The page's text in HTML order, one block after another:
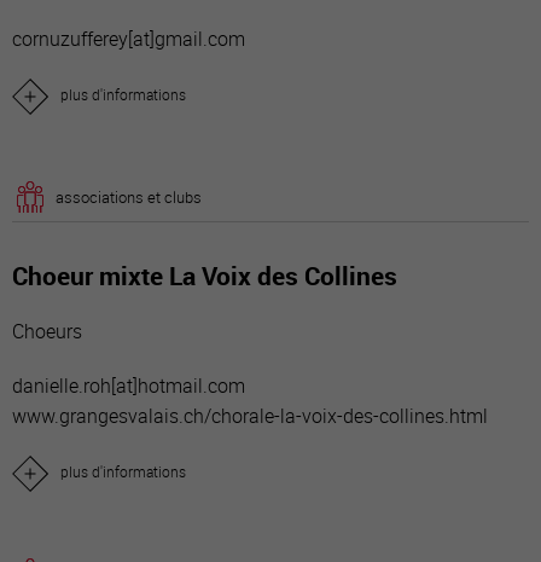
cornuzufferey[at]gmail.com
plus d'informations
associations et clubs
Choeur mixte La Voix des Collines
Choeurs
danielle.roh[at]hotmail.com
www.grangesvalais.ch/chorale-la-voix-des-collines.html
plus d'informations